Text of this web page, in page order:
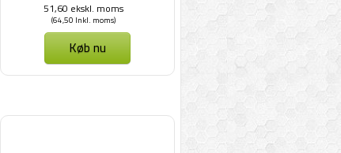
51,60 ekskl. moms
(64,50 Inkl. moms)
Køb nu